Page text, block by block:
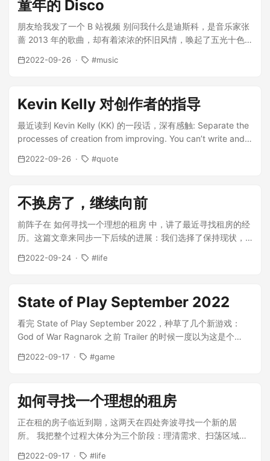
童年的 Disco
朋友给我发了一个 B 站视频 别问我什么是迪斯科，是音乐家张
蔷 2013 年的歌曲，却有着浓浓的怀旧风情，唤起了五光十色
2022-09-26 music
Kevin Kelly 对创作者的指导
最近读到 Kevin Kelly (KK) 的一段话，深有感触: Separate the
processes of creation from improving. You can’t write and
time. If you do, the editor stops the creator. While you
2022-09-26 quote
不换房了，继续向前
前阵子在 如何寻找一个理想的租房 中，讲了最近寻找租房的经
历。这篇文章来同步一下后续的进展：我们选择了保持现状，
2022-09-24 life
State of Play September 2022
看完 State of Play September 2022，种草了几个新游戏：
God of War Ragnarok 之前 Trailer 的时候一度以为这是个
握、合作前行；A...
2022-09-17 game
如何寻找一个理想的租房
正在租的房子临近到期，这两天在四处奔波寻找一个新的居
所。 我把整个过程大体分为三个阶段：理清需求、扫荡区域、
2022-09-17 life